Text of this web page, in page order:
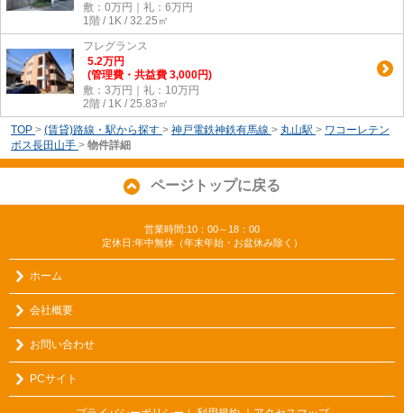
敷：0万円｜礼：6万円
1階 / 1K / 32.25㎡
フレグランス
5.2万円
(管理費・共益費 3,000円)
敷：3万円｜礼：10万円
2階 / 1K / 25.83㎡
TOP > (賃貸)路線・駅から探す > 神戸電鉄神鉄有馬線 > 丸山駅 > ワコーレテン
ボス長田山手 > 物件詳細
ページトップに戻る
営業時間:10：00～18：00
定休日:年中無休（年末年始・お盆休み除く）
ホーム
会社概要
お問い合わせ
PCサイト